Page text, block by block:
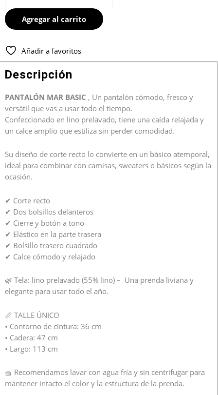
Agregar al carrito
Añadir a favoritos
Descripción
PANTALÓN MAR BASIC , Un pantalón cómodo, fresco y
versátil que vas a usar todo el tiempo.
Confeccionado en lino prelavado, tiene una caída relajada y
un calce amplio que estiliza sin perder comodidad.
Su diseño de corte recto lo convierte en un básico atemporal,
ideal para combinar con camisas, sweaters o básicos según la
ocasión.
✔ Corte recto
✔ Dos bolsillos delanteros
✔ Cierre y botón a tono
✔ Elástico en la parte trasera
✔ Bolsillo trasero cuadrado
✔ Calce cómodo y relajado
🌿 Tela: lino prelavado (55% lino) – Una prenda liviana y
elegante para usar todo el año.
📏 TALLE ÚNICO
• Contorno de cintura: 36 cm
• Cadera: 47 cm
• Largo: 113 cm
🧺 Recomendamos lavar con agua fría y sin centrifugar para
mantener intacto el color y la estructura de la prenda.